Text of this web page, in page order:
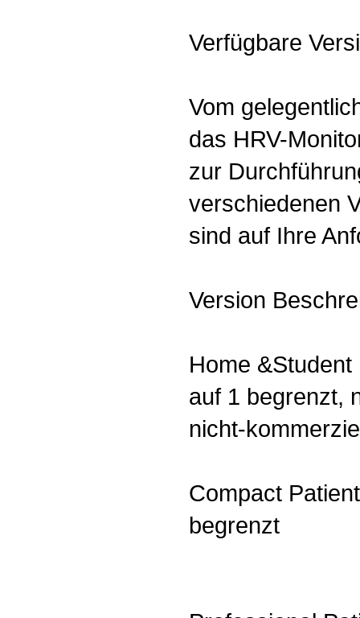
Verfügbare
Vom
das HRV-
zur
verschiedenen
sind auf Ihre
Version
Home
auf 1 begrenzt,
nicht-
Compact
begrenzt